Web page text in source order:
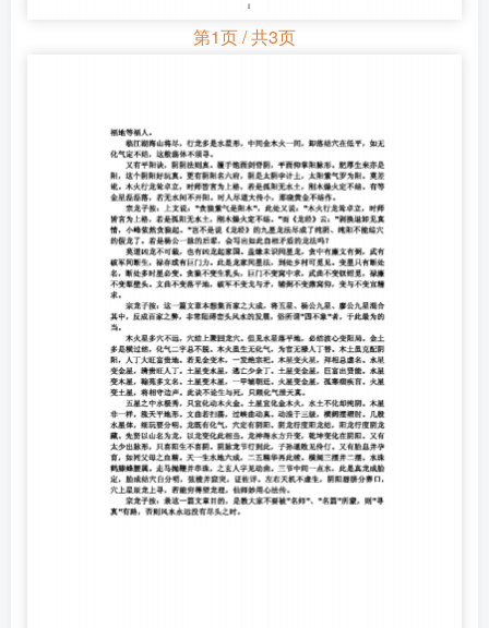
第1页 / 共3页